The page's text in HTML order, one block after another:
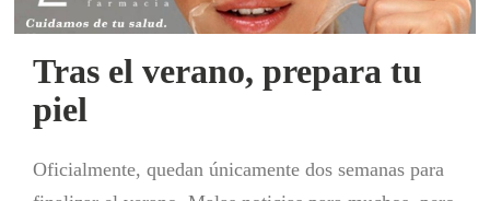
Tras el verano, prepara tu
piel
Oficialmente, quedan únicamente dos semanas para